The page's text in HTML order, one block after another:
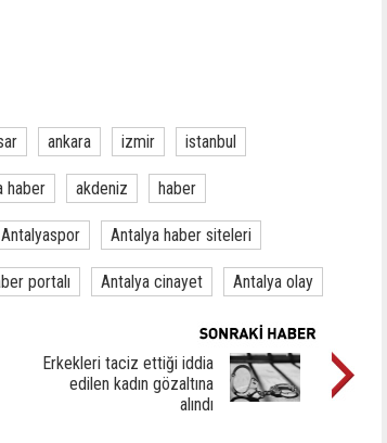
ankara izmir istanbul
haber akdeniz haber
Antalyaspor Antalya haber siteleri
portalı Antalya cinayet Antalya olay
Erkekleri taciz ettiği iddia
edilen kadın gözaltına
alındı